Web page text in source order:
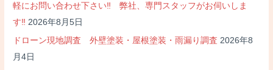
軽にお問い合わせ下さい‼ 弊社、専門スタッフがお伺いしま
す‼ 2026年8月5日
ドローン現地調査 外壁塗装・屋根塗装・雨漏り調査 2026年8
月4日